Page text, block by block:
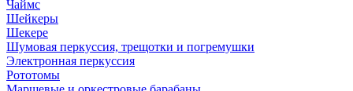
Чаймс
Шейкеры
Шекере
Шумовая перкуссия, трещотки и погремушки
Электронная перкуссия
Рототомы